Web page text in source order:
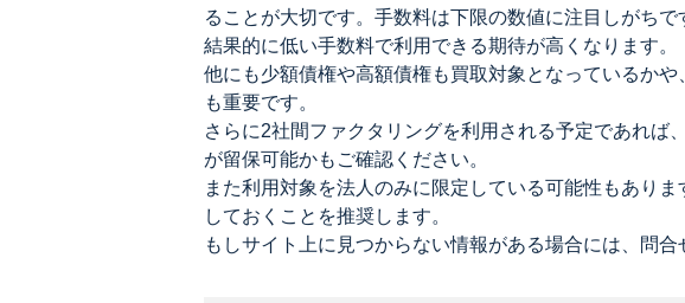
ることが大切です。手数料は下限の数値に注目しがち
結果的に低い手数料で利用できる期待が高くなります。
他にも少額債権や高額債権も買取対象となっているか
も重要です。
さらに2社間ファクタリングを利用される予定であれば
が留保可能かもご確認ください。
また利用対象を法人のみに限定している可能性もあり
しておくことを推奨します。
もしサイト上に見つからない情報がある場合には、問合